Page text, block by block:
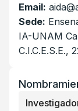
Email:
Sede:
IA-UNAM
C.I.C.E.S.E.,